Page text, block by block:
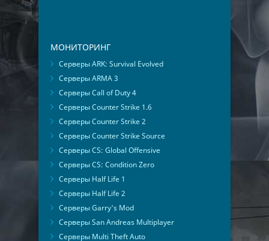
МОНИТОРИНГ
Серверы ARK: Survival Evolved
Серверы ARMA 3
Серверы Call of Duty 4
Серверы Counter Strike 1.6
Серверы Counter Strike 2
Серверы Counter Strike Source
Серверы CS: Global Offensive
Серверы CS: Condition Zero
Серверы Half Life 1
Серверы Half Life 2
Серверы Garry's Mod
Серверы San Andreas Multiplayer
Серверы Multi Theft Auto